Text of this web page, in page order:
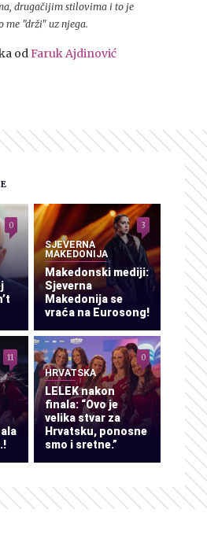
drugačijim stilovima i to je
me "drži" uz njega.
odFaruk Ajdinović
0
SJEVERNA
MAKEDONIJA
Makedonski mediji:
Sjeverna
Makedonija se
vraća na Eurosong!
3
11
HRVATSKA
LELEK nakon
finala: “Ovo je
velika stvar za
Hrvatsku, ponosne
smo i sretne.”
0